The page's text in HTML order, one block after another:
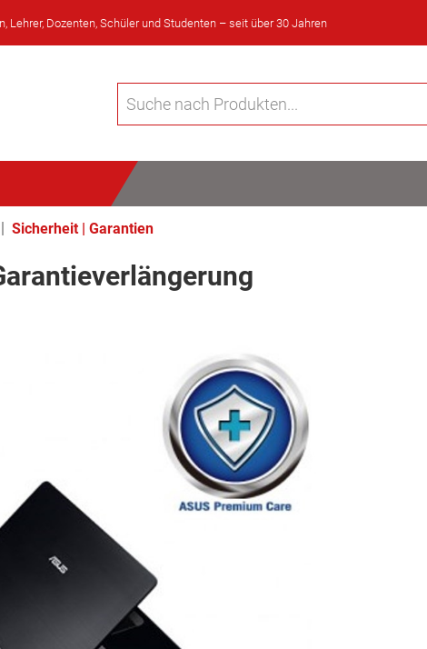
Lehrer, Dozenten, Schüler und Studenten – seit über 30 Jahren
| Sicherheit | Garantien